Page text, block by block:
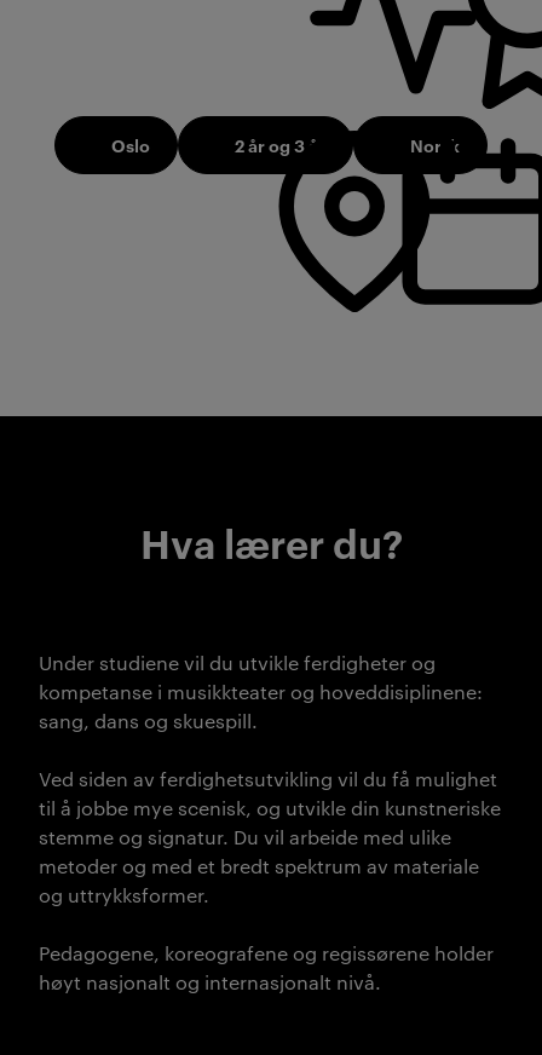
Oslo 2 år og 3 år Norsk
Hva lærer du?
Under studiene vil du utvikle ferdigheter og
kompetanse i musikkteater og hoveddisiplinene:
sang, dans og skuespill.
Ved siden av ferdighetsutvikling vil du få mulighet
til å jobbe mye scenisk, og utvikle din kunstneriske
stemme og signatur. Du vil arbeide med ulike
metoder og med et bredt spektrum av materiale
og uttrykksformer.
Pedagogene, koreografene og regissørene holder
høyt nasjonalt og internasjonalt nivå.